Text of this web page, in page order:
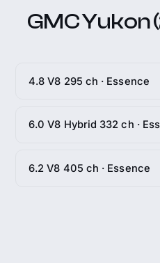
GMC Yukon
4.8 V8 295 ch · Essence
6.0 V8 Hybrid 332 ch ·
6.2 V8 405 ch · Essence